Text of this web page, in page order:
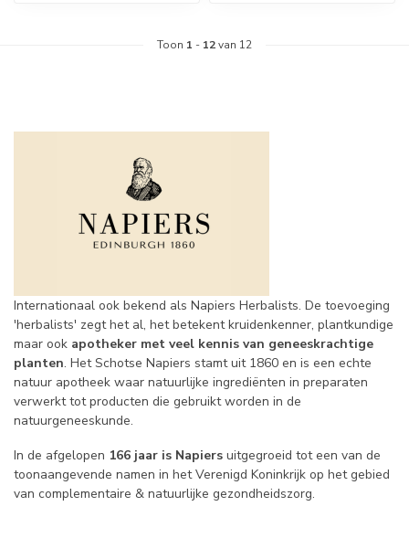
Toon 1 - 12van 12
Internationaal ook bekend als Napiers Herbalists. De toevoeging
'herbalists' zegt het al, het betekent kruidenkenner, plantkundige
maar ook apotheker met veel kennis van geneeskrachtige
planten. Het Schotse Napiers stamt uit 1860 en is een echte
natuur apotheek waar natuurlijke ingrediënten in preparaten
verwerkt tot producten die gebruikt worden in de
natuurgeneeskunde.
In de afgelopen 166 jaar is Napiers uitgegroeid tot een van de
toonaangevende namen in het Verenigd Koninkrijk op het gebied
van complementaire & natuurlijke gezondheidszorg.